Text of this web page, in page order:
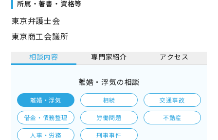
所属・著書・資格等
東京弁護士会
東京商工会議所
相談内容 専門家紹介 アクセス
離婚・浮気の相談
離婚・浮気 相続 交通事故
借金・債務整理 労働問題 不動産
人事・労務 刑事事件